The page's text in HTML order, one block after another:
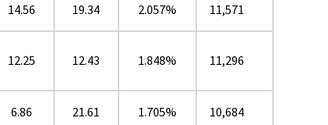
14.56 19.34 2.057% 11,571
12.25 12.43 1.848% 11,296
6.86 21.61 1.705% 10,684